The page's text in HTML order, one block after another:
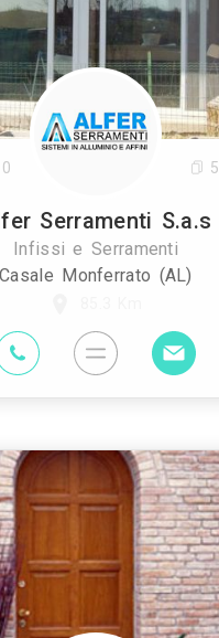
Serramenti S.a.s
Infissi e Serramenti
Casale Monferrato (AL)
0 5